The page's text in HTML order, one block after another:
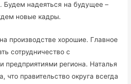
Будем надеяться на будущее –
новые кадры.
производстве хорошие. Главное
сотрудничество с
предприятиями региона. Наталья
что правительство округа всегда